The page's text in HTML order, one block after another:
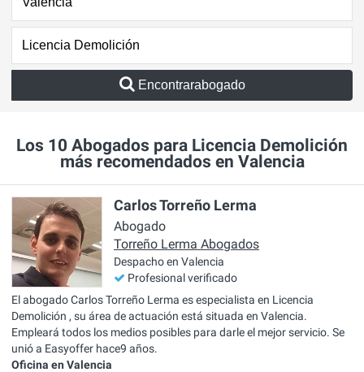
Encontrarabogado
Los 10 Abogados para Licencia Demolición
más recomendados en Valencia
Carlos Torreño Lerma
Abogado
Torreño Lerma Abogados
Despacho en Valencia
Profesional verificado
El abogado Carlos Torreño Lerma es especialista en Licencia
Demolición , su área de actuación está situada en Valencia.
Empleará todos los medios posibles para darle el mejor servicio. Se
unió a Easyoffer hace9 años.
Oficina en Valencia